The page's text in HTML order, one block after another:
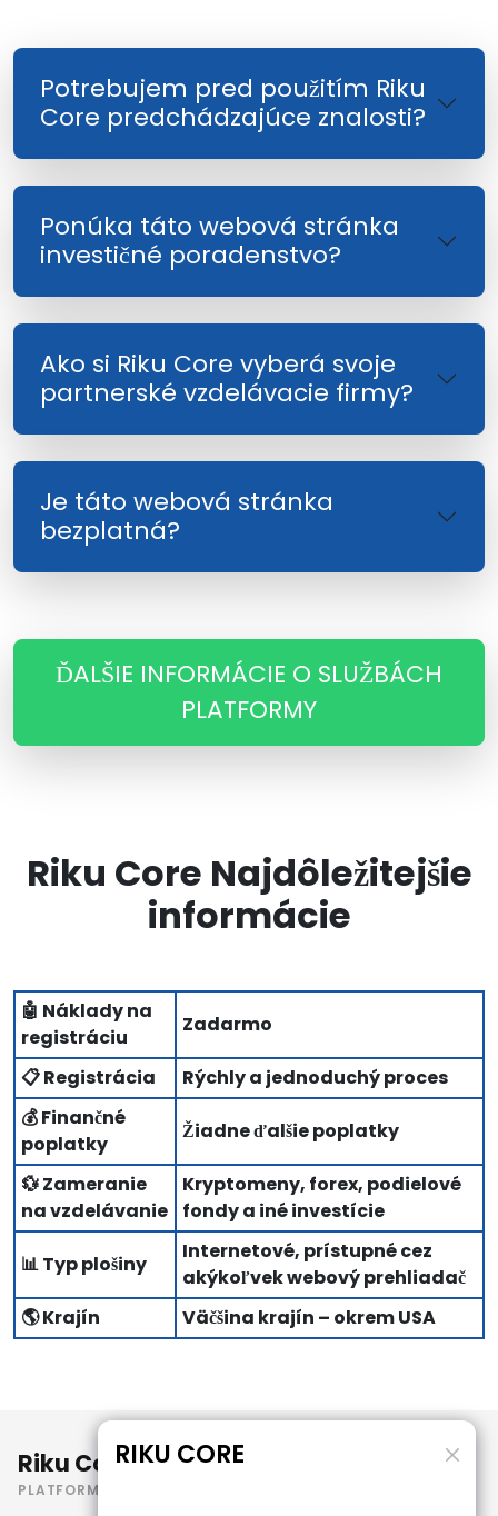
Potrebujem pred použitím Riku
Core predchádzajúce znalosti?
Ponúka táto webová stránka
investičné poradenstvo?
Ako si Riku Core vyberá svoje
partnerské vzdelávacie firmy?
Je táto webová stránka
bezplatná?
ĎALŠIE INFORMÁCIE O SLUŽBÁCH
PLATFORMY
Riku Core Najdôležitejšie
informácie
🤖 Náklady na
registráciu
Zadarmo
📋 Registrácia
Rýchly a jednoduchý proces
💰 Finančné
poplatky
Žiadne ďalšie poplatky
💱 Zameranie
na vzdelávanie
Kryptomeny, forex, podielové
fondy a iné investície
📊 Typ plošiny
Internetové, prístupné cez
akýkoľvek webový prehliadač
🌎 Krajín
Väčšina krajín – okrem USA
Riku Core
PLATFORMA
RIKU CORE